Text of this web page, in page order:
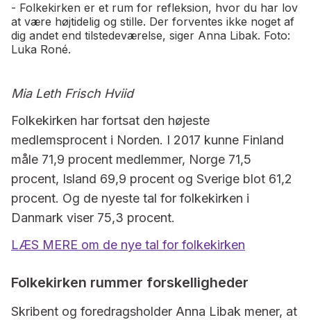
- Folkekirken er et rum for refleksion, hvor du har lov
at være højtidelig og stille. Der forventes ikke noget af
dig andet end tilstedeværelse, siger Anna Libak. Foto:
Luka Roné.
Mia Leth Frisch Hviid
Folkekirken har fortsat den højeste
medlemsprocent i Norden. I 2017 kunne Finland
måle 71,9 procent medlemmer, Norge 71,5
procent, Island 69,9 procent og Sverige blot 61,2
procent. Og de nyeste tal for folkekirken i
Danmark viser 75,3 procent.
LÆS MERE om de nye tal for folkekirken
Folkekirken rummer forskelligheder
Skribent og foredragsholder Anna Libak mener, at